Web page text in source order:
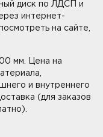
диск по ЛДСП и
интернет-
на сайте,
мм. Цена на
и внутреннего
(для заказов